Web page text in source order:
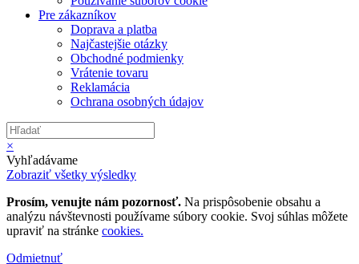
Pre zákazníkov
Doprava a platba
Najčastejšie otázky
Obchodné podmienky
Vrátenie tovaru
Reklamácia
Ochrana osobných údajov
×
Vyhľadávame
Zobraziť všetky výsledky
Prosím, venujte nám pozornosť. Na prispôsobenie obsahu a
analýzu návštevnosti používame súbory cookie. Svoj súhlas môžete
upraviť na stránke cookies.
Odmietnuť